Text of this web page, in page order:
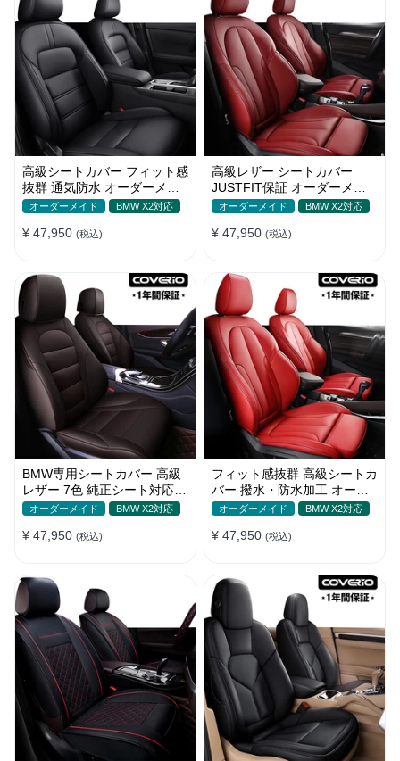
高級シートカバー フィット感
抜群 通気防水 オーダーメイ
ド 6色 スポーツ感 全席セッ
オーダーメイド BMW X2対応
¥ 47,950 (税込)
高級レザー シートカバー
JUSTFIT保証 オーダーメイ
ド 7色 防水 耐摩耗性 全席セオーダーメイド BMW X2対応
¥ 47,950 (税込)
BMW専用シートカバー 高級
レザー 7色 純正シート対応
フィット感抜群 オーダーメイ
オーダーメイド BMW X2対応
¥ 47,950 (税込)
フィット感抜群 高級シートカ
バー 撥水・防水加工 オーダ
ーメイド 6色レザー 全席セッ
オーダーメイド BMW X2対応
¥ 47,950 (税込)